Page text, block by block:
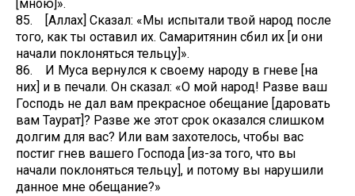
[мною]».
85. [Аллах] Сказал: «Мы испытали твой народ после
того, как ты оставил их. Самаритянин сбил их [и они
начали поклоняться тельцу]».
86. И Муса вернулся к своему народу в гневе [на
них] и в печали. Он сказал: «О мой народ! Разве ваш
Господь не дал вам прекрасное обещание [даровать
вам Таурат]? Разве же этот срок оказался слишком
долгим для вас? Или вам захотелось, чтобы вас
постиг гнев вашего Господа [из-за того, что вы
начали поклоняться тельцу], и потому вы нарушили
данное мне обещание?»